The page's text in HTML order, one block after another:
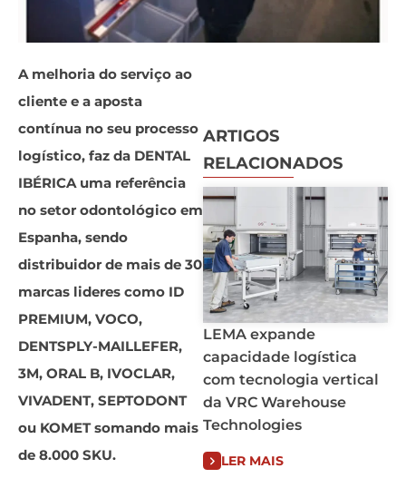
A melhoria do serviço ao
cliente e a aposta
contínua no seu processo
logístico, faz da DENTAL
IBÉRICA uma referência
no setor odontológico em
Espanha, sendo
distribuidor de mais de 30
marcas lideres como ID
PREMIUM, VOCO,
DENTSPLY-MAILLEFER,
3M, ORAL B, IVOCLAR,
VIVADENT, SEPTODONT
ou KOMET somando mais
de 8.000 SKU.
ARTIGOS
RELACIONADOS
LEMA expande
capacidade logística
com tecnologia vertical
da VRC Warehouse
Technologies
LER MAIS